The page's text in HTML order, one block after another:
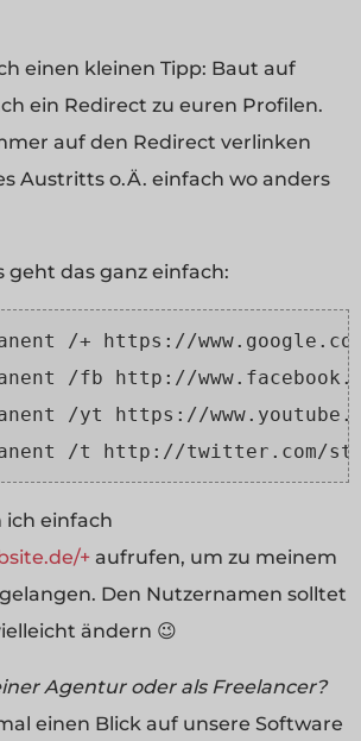
einen kleinen Tipp: Baut auf
ein Redirect zu euren Profilen.
auf den Redirect verlinken
Austritts o.Ä. einfach wo anders
geht das ganz einfach:
/+ https://
/fb http://
/yt https://
/t http://twitter.com/
ich einfach
+ aufrufen, um zu meinem
Den Nutzernamen solltet
ändern 😉
Agentur oder als Freelancer?
einen Blick auf unsere Software